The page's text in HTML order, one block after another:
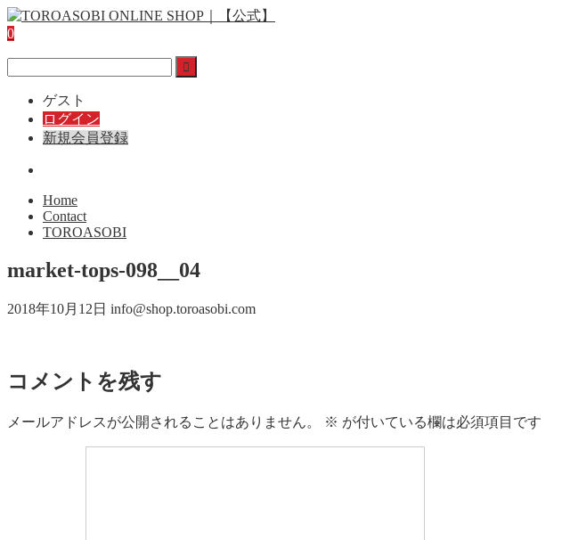
0
ゲスト
ログイン
新規会員登録
Home
Contact
TOROASOBI
market-tops-098__04
2018年10月12日 info@shop.toroasobi.com
コメントを残す
メールアドレスが公開されることはありません。 ※ が付いている欄は必須項目です